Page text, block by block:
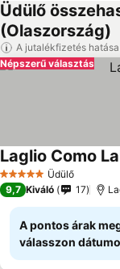
Üdülő
(Olaszország)
A jutalékfizetés
Népszerű választás
5 KategóriaÜdülő
Laglio Como
9,7 Kiváló 17
A pontos árak
válasszon